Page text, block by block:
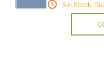
Sin Stock.